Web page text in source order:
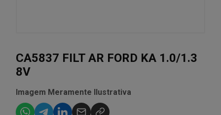
CA5837 FILT AR FORD KA 1.0/1.3
8V
Imagem Meramente Ilustrativa